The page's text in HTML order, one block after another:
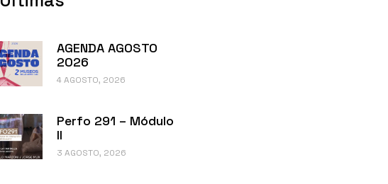
AGENDA AGOSTO
2026
4 AGOSTO, 2026
Perfo 291 – Módulo
II
3 AGOSTO, 2026